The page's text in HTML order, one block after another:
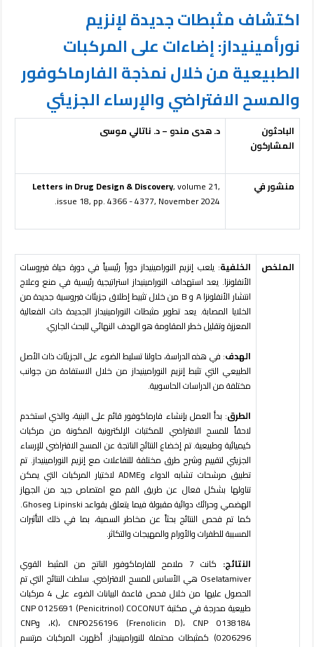
اكتشاف مثبطات جديدة لإنزيم
نورأمينيداز: إضاءات على المركبات
الطبيعية من خلال نمذجة الفارماكوفور
والمسح الافتراضي والإرساء الجزيئي
الباحثون
المشاركون
د. هدى مندو – د. ناتالي موسى
منشور في Letters in Drug Design & Discovery, volume 21,
issue 18, pp. 4366 - 4377, November 2024.
الملخص الخلفية: يلعب إنزيم النورامينيداز دوراً رئيسياً في دورة حياة فيروسات
الأنفلونزا. يعد استهداف النورامينيداز استراتيجية رئيسية في منع وعلاج
انتشار الأنفلونزاA وB من خلال تثبيط إطلاق جزيئات فيروسية جديدة من
الخلايا المصابة. يعد تطوير مثبطات النورامينيداز الجديدة ذات الفعالية
المعززة وتقليل خطر المقاومة هو الهدف النهائي للبحث الجاري.
الهدف: في هذه الدراسة، حاولنا تسليط الضوء على الجزيئات ذات الأصل
الطبيعي التي تثبط إنزيم النورامينيداز من خلال الاستفادة من جوانب
مختلفة من الدراسات الحاسوبية.
الطرق: بدأ العمل بإنشاء فارماكوفور قائم على البنية، والذي استخدم
لاحقاً للمسح الافتراضي للمكتبات الإلكترونية المكونة من مركبات
كيميائية وطبيعية. تم إخضاع النتائج الناتجة عن المسح الافتراضي للإرساء
الجزيئي لتقييم وشرح طرق مختلفة للتفاعلات مع إنزيم النورامينيداز. تم
تطبيق مرشحات تشابه الدواء وADMEلاختيار المركبات التي يمكن
تناولها بشكل فعال عن طريق الفم مع امتصاص جيد من الجهاز
الهضمي وحرائك دوائية مقبولة فيما يتعلق بقواعدLipinski وGhose
.
كما تم فحص النتائج بحثاً عن مخاطر السمية، بما في ذلك التأثيرات
المسببة للطفرات والأورام والمهيجات والتكاثر.
النتائج: كانت 7 ملامح للفارماكوفور الناتج من المثبط القوي
Oselatamiver هي الأساس للمسح الافتراضي. سلطت النتائج التي تم
الحصول عليها من خلال فحص قاعدة البيانات الضوء على 4 مركبات
طبيعية مدرجة في مكتبةCOCONUT
(
CNP 0125691 (Penicitrinol
K)، CNP0256196 (Frenolicin D)، CNP 0138184 ، وCNP
0206296) كمثبطات محتملة للنورامينيداز. أظهرت المركبات مرتسم